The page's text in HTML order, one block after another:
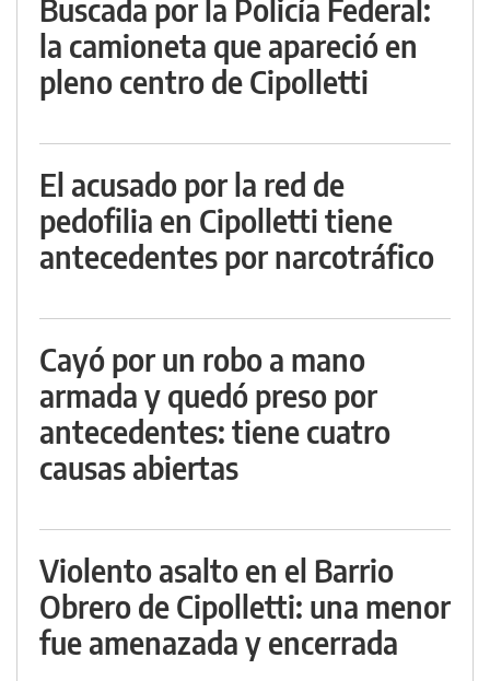
Buscada por la Policía Federal:
la camioneta que apareció en
pleno centro de Cipolletti
El acusado por la red de
pedofilia en Cipolletti tiene
antecedentes por narcotráfico
Cayó por un robo a mano
armada y quedó preso por
antecedentes: tiene cuatro
causas abiertas
Violento asalto en el Barrio
Obrero de Cipolletti: una menor
fue amenazada y encerrada